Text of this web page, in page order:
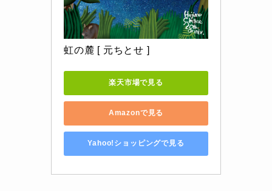
虹の麓 [ 元ちとせ ]
楽天市場で見る
Amazonで見る
Yahoo!ショッピングで見る